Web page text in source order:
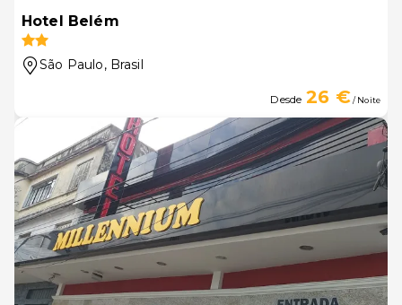
Hotel Belém
São Paulo, Brasil
Desde 26 €/ Noite